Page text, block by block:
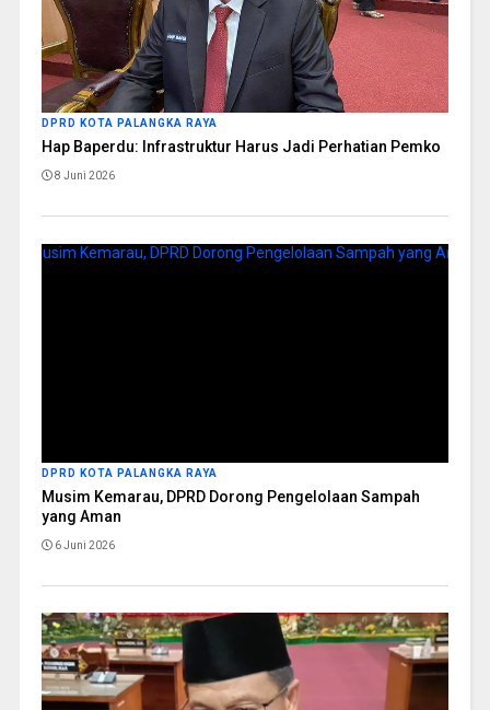
DPRD KOTA PALANGKA RAYA
Hap Baperdu: Infrastruktur Harus Jadi Perhatian Pemko
8 Juni 2026
DPRD KOTA PALANGKA RAYA
Musim Kemarau, DPRD Dorong Pengelolaan Sampah
yang Aman
6 Juni 2026